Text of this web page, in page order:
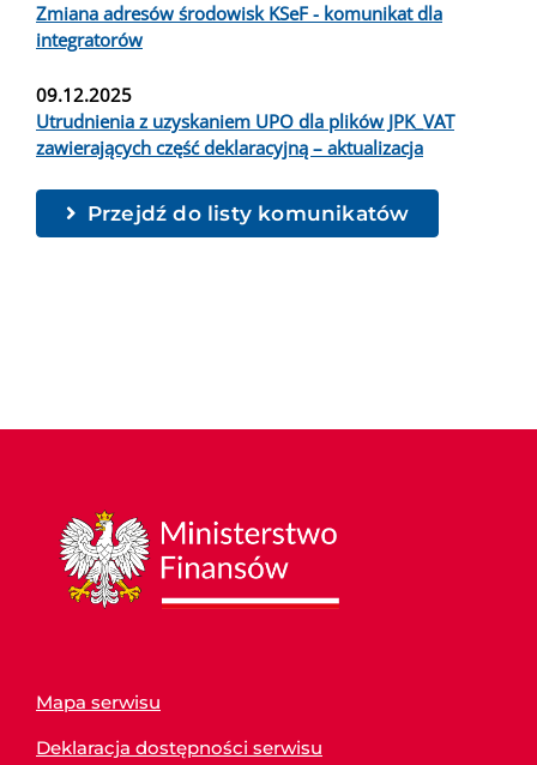
Zmiana adresów środowisk KSeF - komunikat dla
integratorów
09.12.2025
Utrudnienia z uzyskaniem UPO dla plików JPK_VAT
zawierających część deklaracyjną – aktualizacja
Przejdź do listy komunikatów
Mapa serwisu
Deklaracja dostępności serwisu